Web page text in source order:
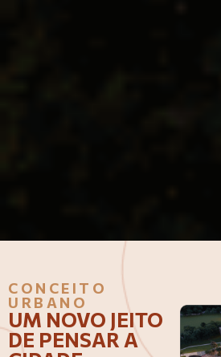
CONCEITO
URBANO
UM NOVO JEITO
DE PENSAR A